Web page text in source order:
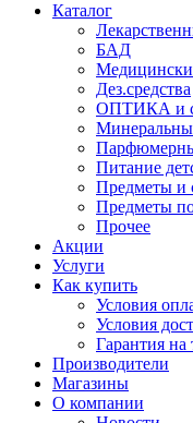
Каталог
БАД
Дез.средства
ОПТИКА и
Питание
Предметы и
Предметы
Прочее
Акции
Услуги
Как купить
Условия
Условия
Гарантия на
Производители
Магазины
О компании